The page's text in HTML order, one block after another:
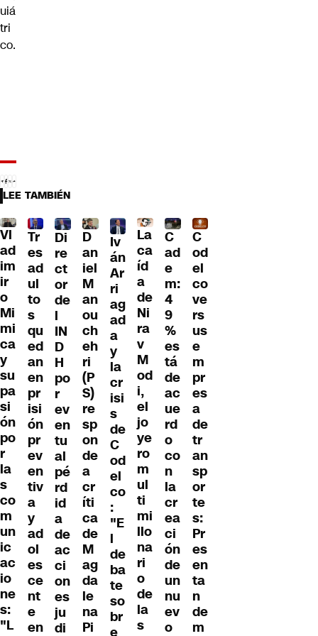
uiá
tri
co.
LEE TAMBIÉN
Vl
ad
im
ir
o
Mi
mi
ca
y
su
pa
si
ón
po
r
la
s
co
m
un
ic
ac
io
ne
s:
"L
Tr
es
ad
ul
to
s
qu
ed
an
en
pr
isi
ón
pr
ev
en
tiv
a
y
ad
ol
es
ce
nt
e
en
Di
re
ct
or
de
l
IN
D
H
po
r
ev
en
tu
al
pé
rd
id
a
de
ac
ci
on
es
ju
di
D
an
iel
M
an
ou
ch
eh
ri
(P
S)
re
sp
on
de
a
cr
íti
ca
de
M
ag
da
le
na
Pi
Iv
án
Ar
ri
ag
ad
a
y
la
cr
isi
s
de
C
od
el
co
:
"E
l
de
ba
te
so
br
La
ca
íd
a
de
Ni
ra
v
M
od
i,
el
jo
ye
ro
m
ul
ti
mi
llo
na
ri
o
de
la
s
C
ad
e
m:
4
9
%
es
tá
de
ac
ue
rd
o
co
n
la
cr
ea
ci
ón
de
un
nu
ev
o
C
od
el
co
ve
rs
us
e
m
pr
es
a
de
tr
an
sp
or
te
s:
Pr
es
en
ta
n
de
m